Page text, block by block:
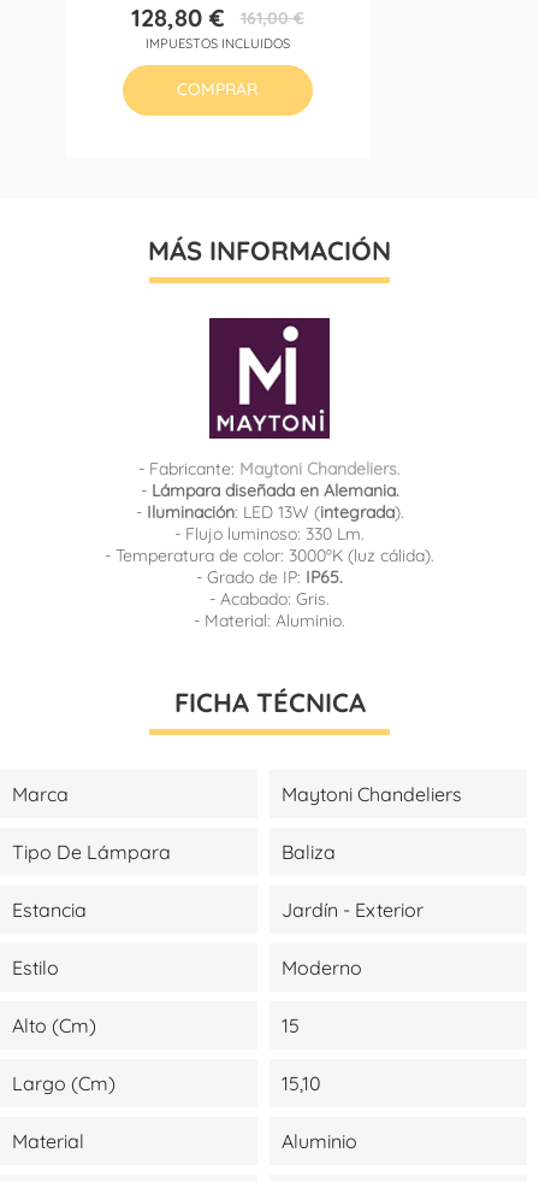
Precio
128,80 €Precio
base
161,00 €
IMPUESTOS INCLUIDOS
COMPRAR
MÁS INFORMACIÓN
- Fabricante: Maytoni Chandeliers.
- Lámpara diseñada en Alemania.
- Iluminación: LED 13W (integrada).
- Flujo luminoso: 330 Lm.
- Temperatura de color: 3000ºK (luz cálida).
- Grado de IP: IP65.
- Acabado: Gris.
- Material: Aluminio.
FICHA TÉCNICA
Marca Maytoni Chandeliers
Tipo De Lámpara Baliza
Estancia Jardín - Exterior
Estilo Moderno
Alto (cm) 15
Largo (cm) 15,10
Material Aluminio